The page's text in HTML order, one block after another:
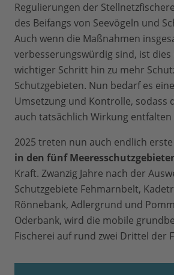
Regulierungen der
des Beifangs von Seevögeln und
Auch wenn die Maßnahmen
verbesserungswürdig sind, ist
wichtiger Schritt hin zu mehr
Schutzgebieten. Nun bedarf es
Umsetzung und Kontrolle, sodass
auch tatsächlich Wirkung entfalten
2025 treten nun auch endlich erste
in den fünf
Kraft. Zwanzig Jahre nach der
Schutzgebiete Fehmarnbelt,
Rönnebank, Adlergrund und
Oderbank, wird die mobile
Fischerei auf rund zwei Drittel der